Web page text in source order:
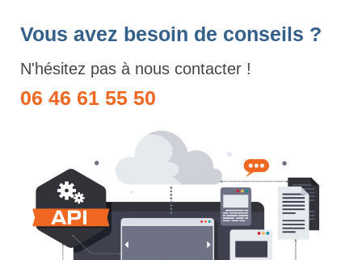
Vous avez besoin de conseils ?
N'hésitez pas à nous contacter !
06 46 61 55 50